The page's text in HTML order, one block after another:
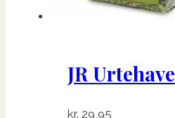
JR Urtehave
kr. 29,95